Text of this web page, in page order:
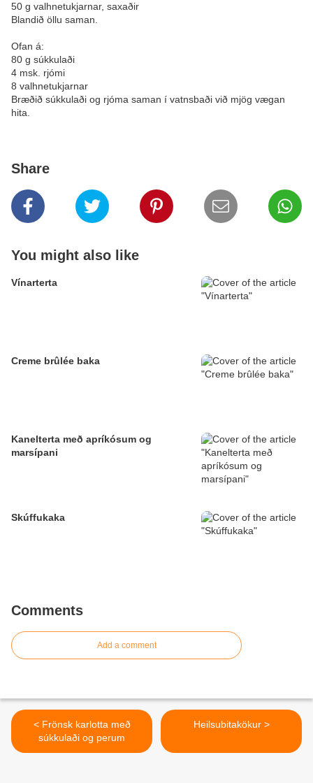
50 g valhnetukjarnar, saxaðir
Blandið öllu saman.
Ofan á:
80 g súkkulaði
4 msk. rjómi
8 valhnetukjarnar
Bræðið súkkulaði og rjóma saman í vatnsbaði við mjög vægan
hita.
Share
You might also like
Vínarterta
Creme brûlée baka
Kanelterta með apríkósum og
marsípani
Skúffukaka
Comments
Add a comment
< Frönsk karlotta með
súkkulaði og perum
Heilsubitakökur >